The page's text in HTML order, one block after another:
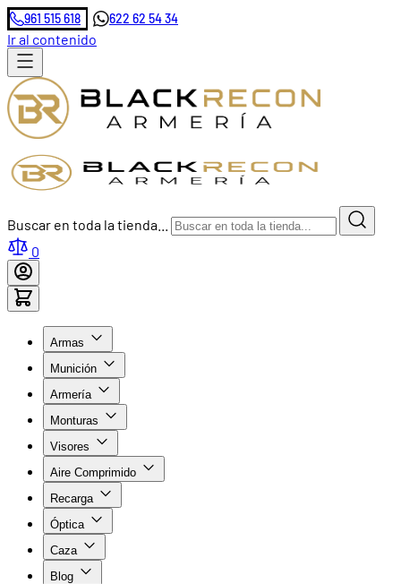
961 515 618 622 62 54 34
Ir al contenido
Buscar en toda la tienda...
0
Armas
Munición
Armería
Monturas
Visores
Aire Comprimido
Recarga
Óptica
Caza
Blog